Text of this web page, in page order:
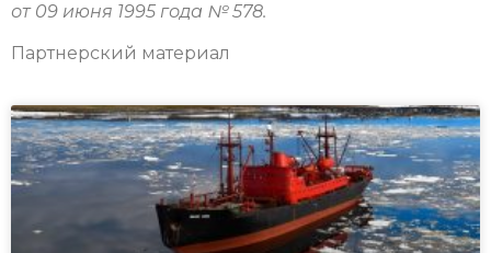
от 09 июня 1995 года № 578.
Партнерский материал